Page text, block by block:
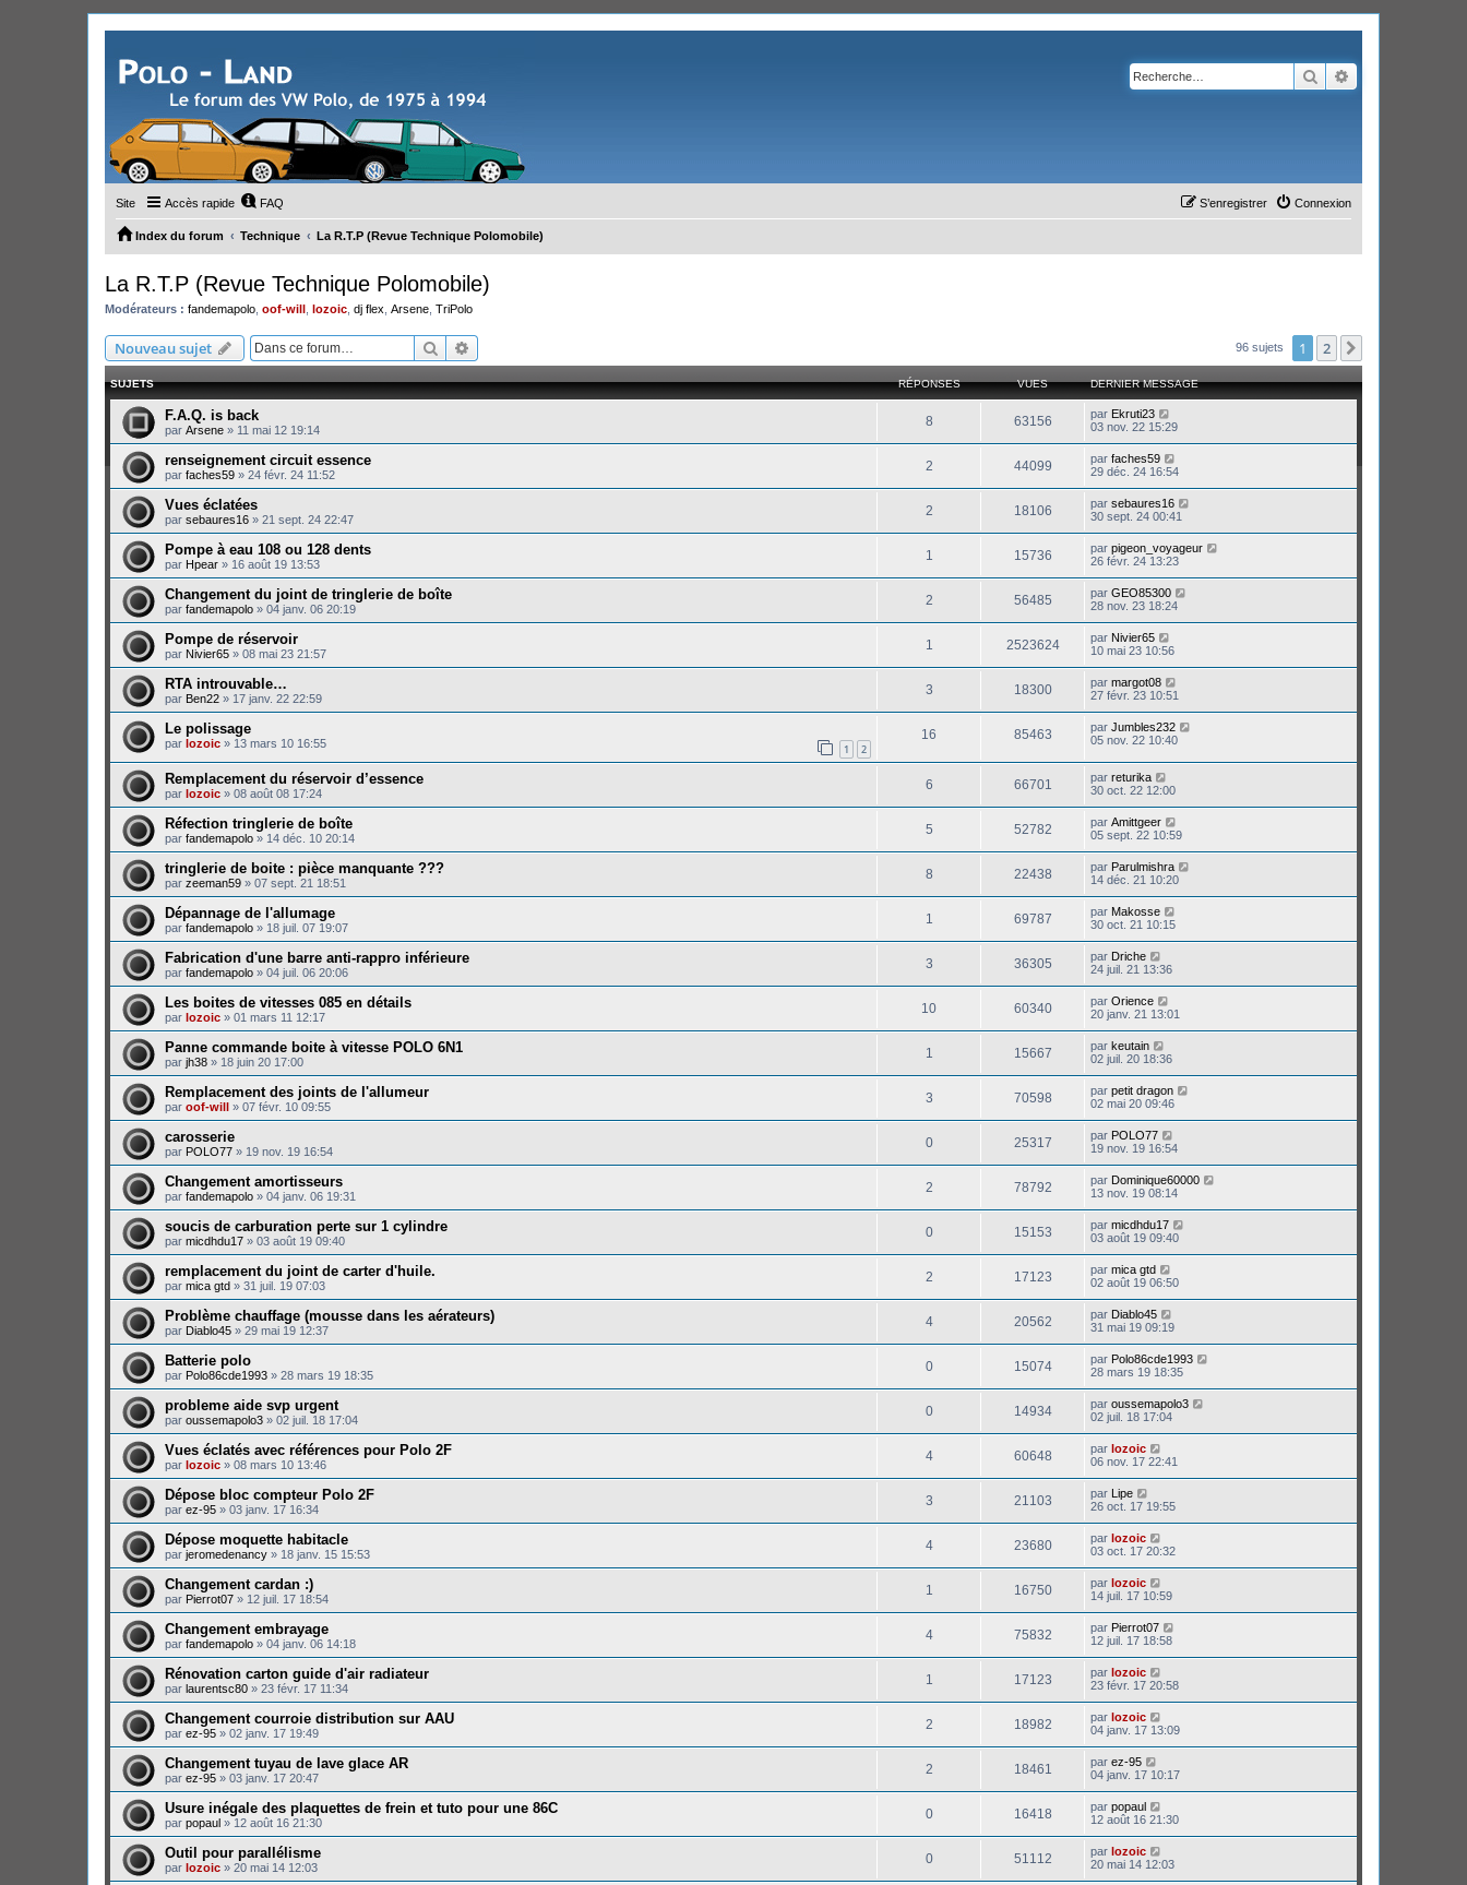
Rechercher
Site Accès rapide FAQ Connexion
S’enregistrer
Index du forum Technique La R.T.P (Revue Technique Polomobile)
La R.T.P (Revue Technique Polomobile)
Modérateurs : fandemapolo oof-will lozoic dj flex Arsene TriPolo
Nouveau sujet Rechercher 96 sujets 1 2
SUJETS RÉPONSES VUES DERNIER MESSAGE
F.A.Q. is back
par Arsene » 11 mai 12 19:14
8 63156 par Ekruti23
03 nov. 22 15:29
renseignement circuit essence
par faches59 » 24 févr. 24 11:52
2 44099 par faches59
29 déc. 24 16:54
Vues éclatées
par sebaures16 » 21 sept. 24 22:47
2 18106 par sebaures16
30 sept. 24 00:41
Pompe à eau 108 ou 128 dents
par Hpear » 16 août 19 13:53
1 15736 par pigeon_voyageur
26 févr. 24 13:23
Changement du joint de tringlerie de boîte
par fandemapolo » 04 janv. 06 20:19
2 56485 par GEO85300
28 nov. 23 18:24
Pompe de réservoir
par Nivier65 » 08 mai 23 21:57
1 2523624 par Nivier65
10 mai 23 10:56
RTA introuvable…
par Ben22 » 17 janv. 22 22:59
3 18300 par margot08
27 févr. 23 10:51
Le polissage
par lozoic » 13 mars 10 16:55 1 2
16 85463 par Jumbles232
05 nov. 22 10:40
Remplacement du réservoir d’essence
par lozoic » 08 août 08 17:24
6 66701 par returika
30 oct. 22 12:00
Réfection tringlerie de boîte
par fandemapolo » 14 déc. 10 20:14
5 52782 par Amittgeer
05 sept. 22 10:59
tringlerie de boite : pièce manquante ???
par zeeman59 » 07 sept. 21 18:51
8 22438 par Parulmishra
14 déc. 21 10:20
Dépannage de l'allumage
par fandemapolo » 18 juil. 07 19:07
1 69787 par Makosse
30 oct. 21 10:15
Fabrication d'une barre anti-rappro inférieure
par fandemapolo » 04 juil. 06 20:06
3 36305 par Driche
24 juil. 21 13:36
Les boites de vitesses 085 en détails
par lozoic » 01 mars 11 12:17
10 60340 par Orience
20 janv. 21 13:01
Panne commande boite à vitesse POLO 6N1
par jh38 » 18 juin 20 17:00
1 15667 par keutain
02 juil. 20 18:36
Remplacement des joints de l'allumeur
par oof-will » 07 févr. 10 09:55
3 70598 par petit dragon
02 mai 20 09:46
carosserie
par POLO77 » 19 nov. 19 16:54
0 25317 par POLO77
19 nov. 19 16:54
Changement amortisseurs
par fandemapolo » 04 janv. 06 19:31
2 78792 par Dominique60000
13 nov. 19 08:14
soucis de carburation perte sur 1 cylindre
par micdhdu17 » 03 août 19 09:40
0 15153 par micdhdu17
03 août 19 09:40
remplacement du joint de carter d'huile.
par mica gtd » 31 juil. 19 07:03
2 17123 par mica gtd
02 août 19 06:50
Problème chauffage (mousse dans les aérateurs)
par Diablo45 » 29 mai 19 12:37
4 20562 par Diablo45
31 mai 19 09:19
Batterie polo
par Polo86cde1993 » 28 mars 19 18:35
0 15074 par Polo86cde1993
28 mars 19 18:35
probleme aide svp urgent
par oussemapolo3 » 02 juil. 18 17:04
0 14934 par oussemapolo3
02 juil. 18 17:04
Vues éclatés avec références pour Polo 2F
par lozoic » 08 mars 10 13:46
4 60648 par lozoic
06 nov. 17 22:41
Dépose bloc compteur Polo 2F
par ez-95 » 03 janv. 17 16:34
3 21103 par Lipe
26 oct. 17 19:55
Dépose moquette habitacle
par jeromedenancy » 18 janv. 15 15:53
4 23680 par lozoic
03 oct. 17 20:32
Changement cardan :)
par Pierrot07 » 12 juil. 17 18:54
1 16750 par lozoic
14 juil. 17 10:59
Changement embrayage
par fandemapolo » 04 janv. 06 14:18
4 75832 par Pierrot07
12 juil. 17 18:58
Rénovation carton guide d'air radiateur
par laurentsc80 » 23 févr. 17 11:34
1 17123 par lozoic
23 févr. 17 20:58
Changement courroie distribution sur AAU
par ez-95 » 02 janv. 17 19:49
2 18982 par lozoic
04 janv. 17 13:09
Changement tuyau de lave glace AR
par ez-95 » 03 janv. 17 20:47
2 18461 par ez-95
04 janv. 17 10:17
Usure inégale des plaquettes de frein et tuto pour une 86C
par popaul » 12 août 16 21:30
0 16418 par popaul
12 août 16 21:30
Outil pour parallélisme
par lozoic » 20 mai 14 12:03
0 51112 par lozoic
20 mai 14 12:03